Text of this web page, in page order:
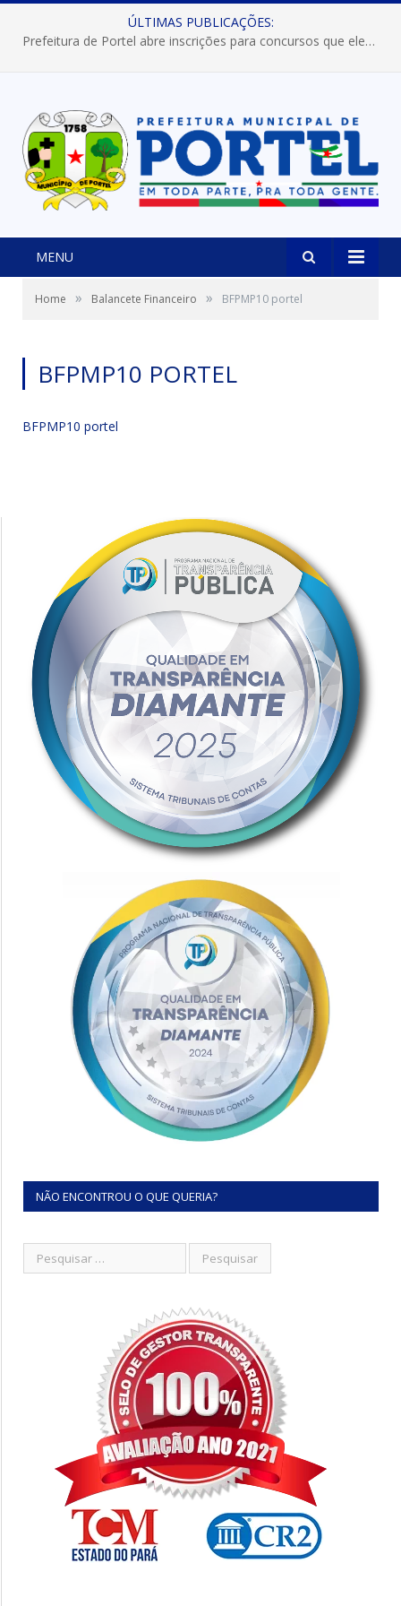
ÚLTIMAS PUBLICAÇÕES:
Prefeitura de Portel abre inscrições para concursos que elegerão os destaques do Verão 2026
MENU
Home » Balancete Financeiro » BFPMP10 portel
BFPMP10 PORTEL
BFPMP10 portel
NÃO ENCONTROU O QUE QUERIA?